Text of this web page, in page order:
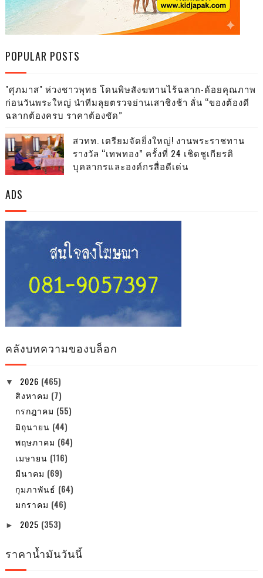
POPULAR POSTS
"ศุภมาส" ห่วงชาวพุทธ โดนพิษสังฆทานไร้ฉลาก-ด้อยคุณภาพ
ก่อนวันพระใหญ่ นำทีมลุยตรวจย่านเสาชิงช้า ลั่น “ของต้องดี
ฉลากต้องครบ ราคาต้องชัด”
สวทท. เตรียมจัดยิ่งใหญ่! งานพระราชทาน
รางวัล “เทพทอง” ครั้งที่ 24 เชิดชูเกียรติ
บุคลากรและองค์กรสื่อดีเด่น
ADS
คลังบทความของบล็อก
▼ 2026 (465)
สิงหาคม (7)
กรกฎาคม (55)
มิถุนายน (44)
พฤษภาคม (64)
เมษายน (116)
มีนาคม (69)
กุมภาพันธ์ (64)
มกราคม (46)
► 2025 (353)
ราคาน้ำมันวันนี้